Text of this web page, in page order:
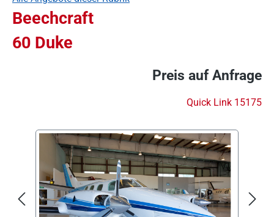
Beechcraft
60 Duke
Preis auf Anfrage
Quick Link 15175
Bildergalerie überspringen